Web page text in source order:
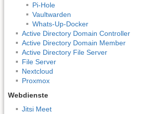
Pi-Hole
Vaultwarden
Whats-Up-Docker
Active Directory Domain Controller
Active Directory Domain Member
Active Directory File Server
File Server
Nextcloud
Proxmox
Webdienste
Jitsi Meet